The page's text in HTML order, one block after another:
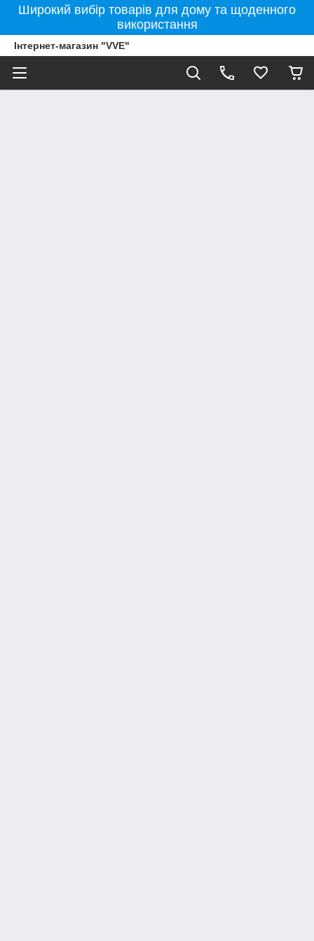
Широкий вибір товарів для дому та щоденного
використання
Інтернет-магазин "VVE"